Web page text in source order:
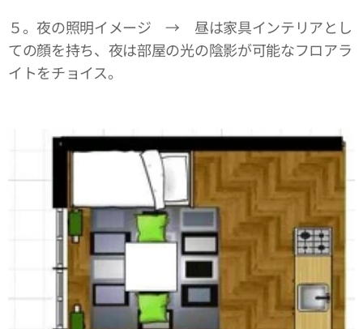
５。夜の照明イメージ → 昼は家具インテリアとし
ての顔を持ち、夜は部屋の光の陰影が可能なフロアラ
イトをチョイス。